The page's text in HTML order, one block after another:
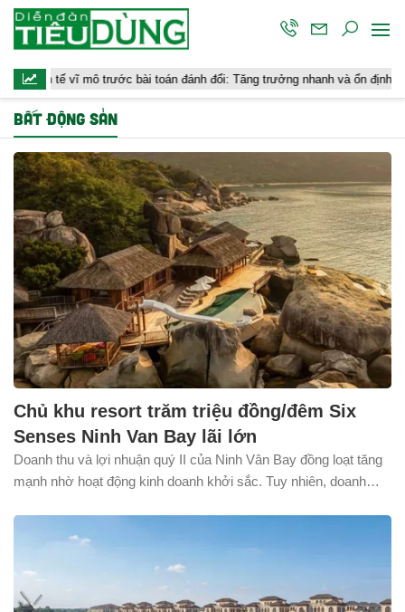
vĩ mô trước bài toán đánh đổi: Tăng trưởng nhanh và ổn định bền vững
BẤT ĐỘNG SẢN
Chủ khu resort trăm triệu đồng/đêm Six
Senses Ninh Van Bay lãi lớn
Doanh thu và lợi nhuận quý II của Ninh Vân Bay đồng loạt tăng
mạnh nhờ hoạt động kinh doanh khởi sắc. Tuy nhiên, doanh